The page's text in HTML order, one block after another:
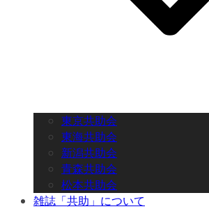
東京共助会
東海共助会
新潟共助会
青森共助会
松本共助会
雑誌「共助」について